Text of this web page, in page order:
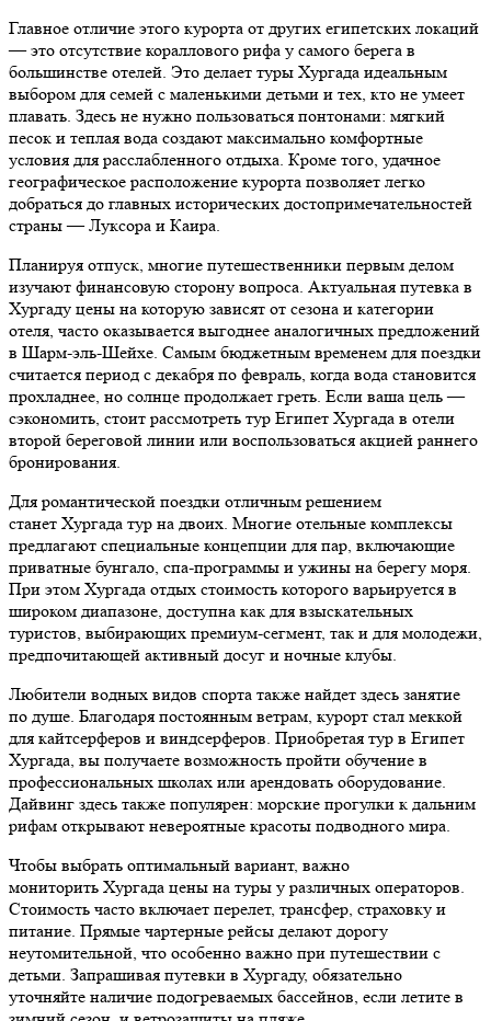
Главное отличие этого курорта от других египетских локаций
— это отсутствие кораллового рифа у самого берега в
большинстве отелей. Это делает туры Хургада идеальным
выбором для семей с маленькими детьми и тех, кто не умеет
плавать. Здесь не нужно пользоваться понтонами: мягкий
песок и теплая вода создают максимально комфортные
условия для расслабленного отдыха. Кроме того, удачное
географическое расположение курорта позволяет легко
добраться до главных исторических достопримечательностей
страны — Луксора и Каира.
Планируя отпуск, многие путешественники первым делом
изучают финансовую сторону вопроса. Актуальная путевка в
Хургаду цены на которую зависят от сезона и категории
отеля, часто оказывается выгоднее аналогичных предложений
в Шарм-эль-Шейхе. Самым бюджетным временем для поездки
считается период с декабря по февраль, когда вода становится
прохладнее, но солнце продолжает греть. Если ваша цель —
сэкономить, стоит рассмотреть тур Египет Хургада в отели
второй береговой линии или воспользоваться акцией раннего
бронирования.
Для романтической поездки отличным решением
станет Хургада тур на двоих. Многие отельные комплексы
предлагают специальные концепции для пар, включающие
приватные бунгало, спа-программы и ужины на берегу моря.
При этом Хургада отдых стоимость которого варьируется в
широком диапазоне, доступна как для взыскательных
туристов, выбирающих премиум-сегмент, так и для молодежи,
предпочитающей активный досуг и ночные клубы.
Любители водных видов спорта также найдет здесь занятие
по душе. Благодаря постоянным ветрам, курорт стал меккой
для кайтсерферов и виндсерферов. Приобретая тур в Египет
Хургада, вы получаете возможность пройти обучение в
профессиональных школах или арендовать оборудование.
Дайвинг здесь также популярен: морские прогулки к дальним
рифам открывают невероятные красоты подводного мира.
Чтобы выбрать оптимальный вариант, важно
мониторить Хургада цены на туры у различных операторов.
Стоимость часто включает перелет, трансфер, страховку и
питание. Прямые чартерные рейсы делают дорогу
неутомительной, что особенно важно при путешествии с
детьми. Запрашивая путевки в Хургаду, обязательно
уточняйте наличие подогреваемых бассейнов, если летите в